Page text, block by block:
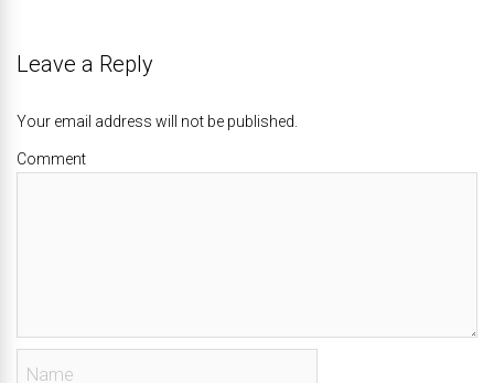
Leave a Reply
Your email address will not be published.
Comment